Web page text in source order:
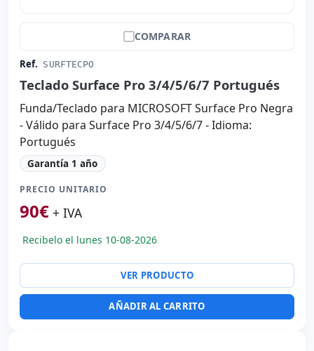
COMPARAR
Ref. SURFTECPO
Teclado Surface Pro 3/4/5/6/7 Portugués
Funda/Teclado para MICROSOFT Surface Pro Negra
- Válido para Surface Pro 3/4/5/6/7 - Idioma:
Portugués
Garantía 1 año
PRECIO UNITARIO
90€ + IVA
Recibelo el lunes 10-08-2026
VER PRODUCTO
AÑADIR AL CARRITO